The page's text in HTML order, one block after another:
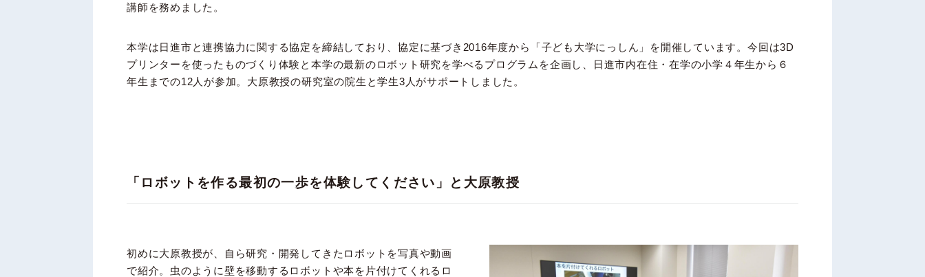
講師を務めました。
本学は日進市と連携協力に関する協定を締結しており、協定に基づき2016年度から「子ども大学にっしん」を開催しています。今回は3D
プリンターを使ったものづくり体験と本学の最新のロボット研究を学べるプログラムを企画し、日進市内在住・在学の小学４年生から６
年生までの12人が参加。大原教授の研究室の院生と学生3人がサポートしました。
「ロボットを作る最初の一歩を体験してください」と大原教授
初めに大原教授が、自ら研究・開発してきたロボットを写真や動画
で紹介。虫のように壁を移動するロボットや本を片付けてくれるロ